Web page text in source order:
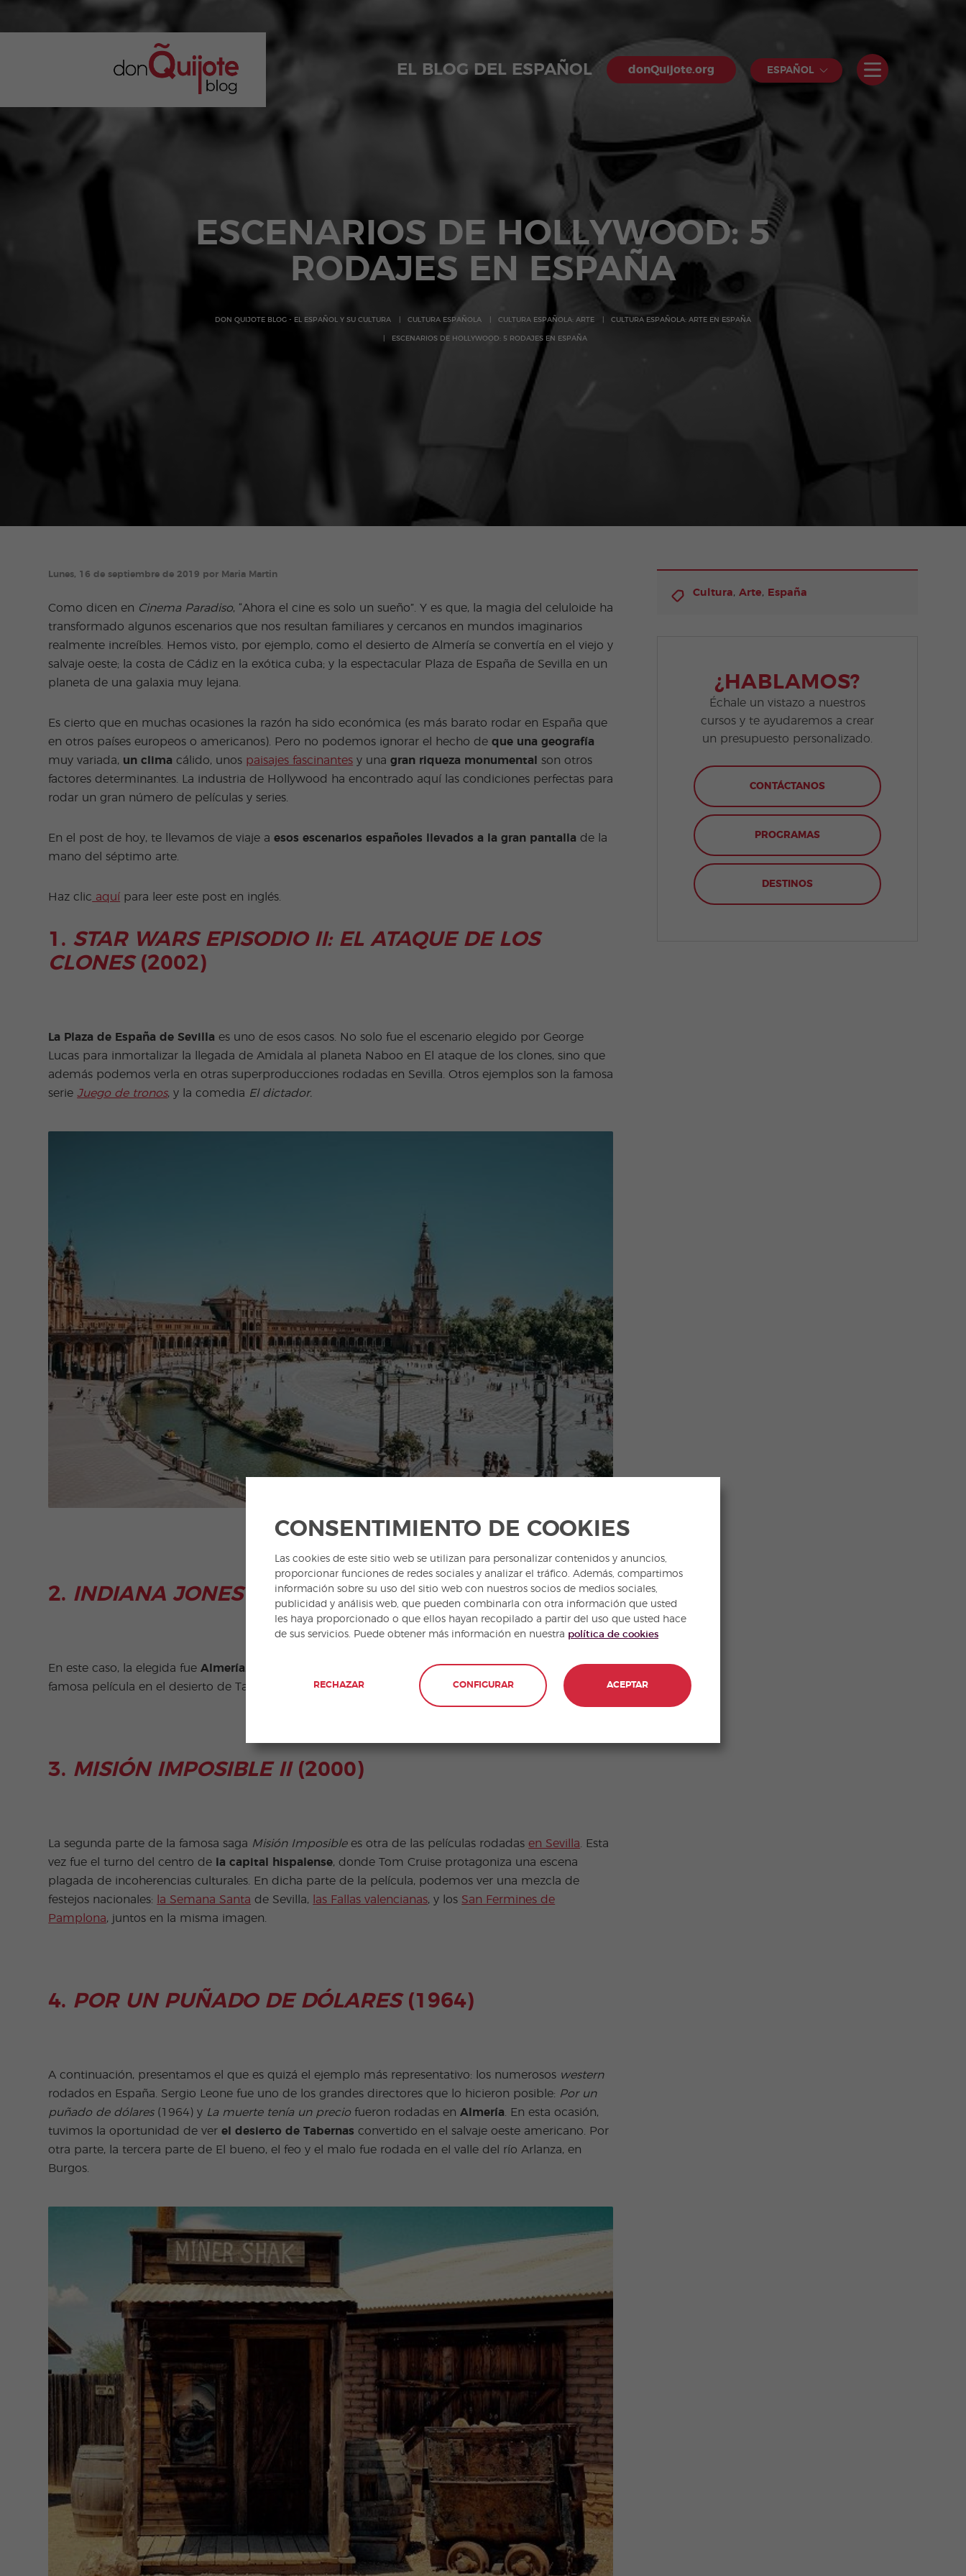
EL BLOG DEL ESPAÑOL donQuijote.org ESPAÑOL
ESCENARIOS DE HOLLYWOOD: 5
RODAJES EN ESPAÑA
DON QUIJOTE BLOG - EL ESPAÑOL Y SU CULTURA CULTURA ESPAÑOLA CULTURA ESPAÑOLA: ARTE CULTURA ESPAÑOLA: ARTE EN ESPAÑA
ESCENARIOS DE HOLLYWOOD: 5 RODAJES EN ESPAÑA
Lunes, 16 de septiembre de 2019 por Maria Martin
Como dicen en Cinema Paradiso, “Ahora el cine es solo un sueño”. Y es que, la magia del celuloide ha
transformado algunos escenarios que nos resultan familiares y cercanos en mundos imaginarios
realmente increíbles. Hemos visto, por ejemplo, como el desierto de Almería se convertía en el viejo y
salvaje oeste; la costa de Cádiz en la exótica cuba; y la espectacular Plaza de España de Sevilla en un
planeta de una galaxia muy lejana.
Es cierto que en muchas ocasiones la razón ha sido económica (es más barato rodar en España que
en otros países europeos o americanos). Pero no podemos ignorar el hecho deque una geografía
muy variada, un clima cálido, unos paisajes fascinantes y unagran riqueza monumental
son otros
factores determinantes. La industria de Hollywood ha encontrado aquí las condiciones perfectas para
rodar un gran número de películas y series.
En el post de hoy, te llevamos de viaje aesos escenarios españoles llevados a la gran pantalla de la
mano del séptimo arte.
Haz clic aquí para leer este post en inglés.
1. STAR WARS EPISODIO II: EL ATAQUE DE LOS
CLONES(2002)
La Plaza de España de Sevilla es uno de esos casos. No solo fue el escenario elegido por George
Lucas para inmortalizar la llegada de Amidala al planeta Naboo en El ataque de los clones, sino que
además podemos verla en otras superproducciones rodadas en Sevilla. Otros ejemplos son la famosa
serieJuego de tronos, y la comedia El dictador.
2. INDIANA JONES Y LA ÚLTIMA CRUZADA(1989)
En este caso, la elegida fueAlmería.
Steven Spielberg y su equipo rodaron varias escenas de esta
famosa película en el desierto de Tabernas, la playa de Monsul y en la capital almeriense.
3. MISIÓN IMPOSIBLE II (2000)
La segunda parte de la famosa saga Misión Imposiblees otra de las películas rodadasen Sevilla . Esta
vez fue el turno del centro de
la capital hispalense, donde Tom Cruise protagoniza una escena
plagada de incoherencias culturales. En dicha parte de la película, podemos ver una mezcla de
festejos nacionales:
la Semana Santa de Sevilla, las Fallas valencianas, y losSan Fermines de
Pamplona, juntos en la misma imagen.
4. POR UN PUÑADO DE DÓLARES(1964)
A continuación, presentamos el que es quizá el ejemplo más representativo: los numerosos western
rodados en España. Sergio Leone fue uno de los grandes directores que lo hicieron posible: Por un
puñado de dólares(1964) y La muerte tenía un precio fueron rodadas enAlmería . En esta ocasión,
tuvimos la oportunidad de verel desierto de Tabernas convertido en el salvaje oeste americano. Por
otra parte, la tercera parte de El bueno, el feo y el malo fue rodada en el valle del río Arlanza, en
Burgos.
Cultura, Arte, España
¿HABLAMOS?
Échale un vistazo a nuestros
cursos y te ayudaremos a crear
un presupuesto personalizado.
CONTÁCTANOS
PROGRAMAS
DESTINOS
CONSENTIMIENTO DE COOKIES
Las cookies de este sitio web se utilizan para personalizar contenidos y anuncios,
proporcionar funciones de redes sociales y analizar el tráfico. Además, compartimos
información sobre su uso del sitio web con nuestros socios de medios sociales,
publicidad y análisis web, que pueden combinarla con otra información que usted
les haya proporcionado o que ellos hayan recopilado a partir del uso que usted hace
de sus servicios. Puede obtener más información en nuestra política de cookies
RECHAZAR CONFIGURAR ACEPTAR